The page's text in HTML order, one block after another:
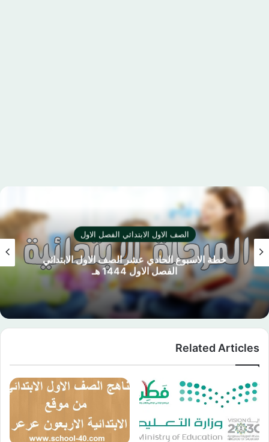
الصف الاول الابتدائي الفصل الاول
خطة الاسبوع الحادي عشر الصف الاول الابتدائي
الفصل الاول 1444 هـ
Related Articles